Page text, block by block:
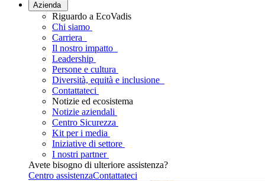
Azienda
Riguardo a EcoVadis
Chi siamo
Carriera
Il nostro impatto
Leadership
Persone e cultura
Diversità, equità e inclusione
Contattateci
Notizie ed ecosistema
Notizie aziendali
Centro Sicurezza
Kit per i media
Iniziative di settore
I nostri partner
Avete bisogno di ulteriore assistenza?
Centro assistenzaContattateci